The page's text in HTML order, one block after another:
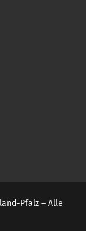
Pfalz – Alle